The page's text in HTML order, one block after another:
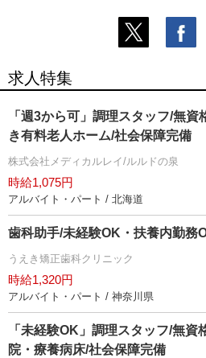
求人特集
「週3から可」調理スタッフ/無
き有料老人ホーム/社会保障完備
株式会社メディカルレイ/ルルドの泉
時給1,075円
アルバイト・パート / 北海道
歯科助手/未経験OK・扶養内勤務
うえき矯正歯科クリニック
時給1,320円
アルバイト・パート / 神奈川県
「未経験OK」調理スタッフ/無資
院・療養病床/社会保障完備